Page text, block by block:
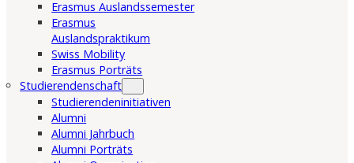
Erasmus Auslandssemester
Erasmus
Auslandspraktikum
Swiss Mobility
Erasmus Porträts
Studierendenschaft
Studierendeninitiativen
Alumni
Alumni Jahrbuch
Alumni Porträts